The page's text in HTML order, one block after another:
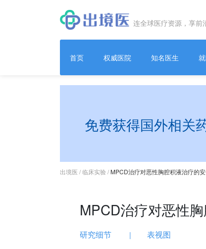
连全球医疗资源，享前
首页 权威医院 知名医生
免费获得国外相关
出境医 /临床实验 / MPCD治疗对恶性胸腔积液治疗的
MPCD治疗对恶性
研究细节 | 表视图